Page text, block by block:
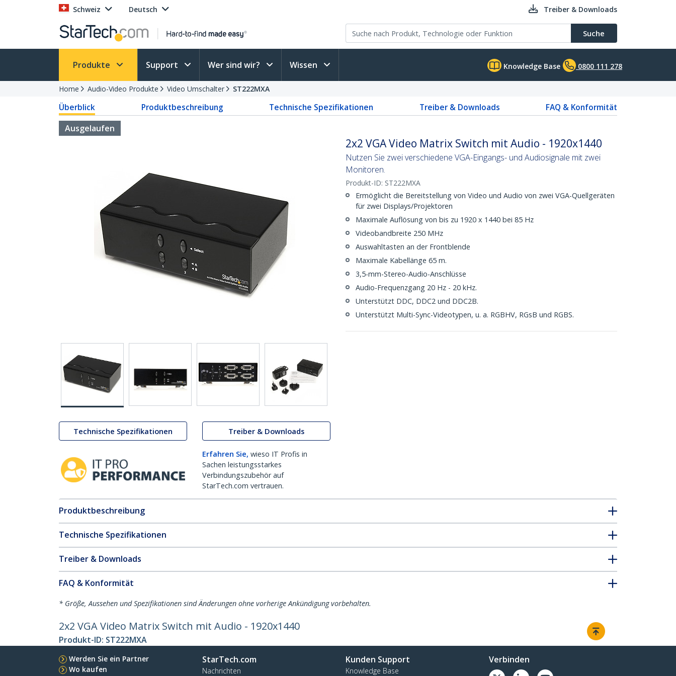
Schweiz Deutsch Treiber & Downloads
Suche
Produkte Support Wer sind wir? Wissen Knowledge Base 0800 111 278
Home Audio-Video Produkte Video Umschalter ST222MXA
Überblick Produktbeschreibung Technische Spezifikationen Treiber & Downloads
FAQ & Konformität
Ausgelaufen
Technische Spezifikationen Treiber & Downloads
Erfahren Sie, wieso IT Profis in
Sachen leistungsstarkes
Verbindungszubehör auf
StarTech.com vertrauen.
2x2 VGA Video Matrix Switch mit Audio - 1920x1440
Nutzen Sie zwei verschiedene VGA-Eingangs- und Audiosignale mit zwei
Monitoren.
Produkt-ID: ST222MXA
Ermöglicht die Bereitstellung von Video und Audio von zwei VGA-Quellgeräten
für zwei Displays/Projektoren
Maximale Auflösung von bis zu 1920 x 1440 bei 85 Hz
Videobandbreite 250 MHz
Auswahltasten an der Frontblende
Maximale Kabellänge 65 m.
3,5-mm-Stereo-Audio-Anschlüsse
Audio-Frequenzgang 20 Hz - 20 kHz.
Unterstützt DDC, DDC2 und DDC2B.
Unterstützt Multi-Sync-Videotypen, u. a. RGBHV, RGsB und RGBS.
Produktbeschreibung
Technische Spezifikationen
Treiber & Downloads
FAQ & Konformität
* Größe, Aussehen und Spezifikationen sind Änderungen ohne vorherige Ankündigung vorbehalten.
2x2 VGA Video Matrix Switch mit Audio - 1920x1440
Produkt-ID: ST222MXA
Werden Sie ein Partner
Wo kaufen
StarTech.com
Nachrichten
Kunden Support
Knowledge Base
Verbinden